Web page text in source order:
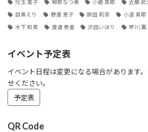
児玉 喜子 柳原なつ美 小路 真耶 近藤 武
目黒えり 野渡 恵子 原田 莉奈 小道 真耶
木下 和英 渡邉 泰星 沢田いほり 早川 翼
イベント予定表
イベント日程は変更になる場合があります
せください。
予定表
QR Code